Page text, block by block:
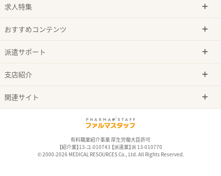
求人特集
おすすめコンテンツ
派遣サポート
支店紹介
関連サイト
有料職業紹介事業 厚生労働大臣許可
【紹介業】13-ユ-010743 【派遣業】派 13-010770
© 2000-2026 MEDICAL RESOURCES Co., Ltd. All Rights Reserved.